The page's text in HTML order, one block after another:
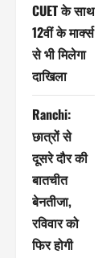
CUET के साथ
12वीं के मार्क्स
से भी मिलेगा
दाखिला
Ranchi:
छात्रों से
दूसरे दौर की
बातचीत
बेनतीजा,
रविवार को
फिर होगी